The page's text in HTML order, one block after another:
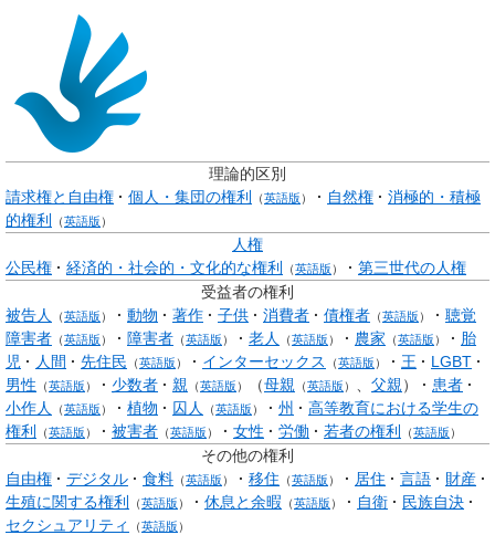
理論的区別
請求権と自由権
個人・集団の権利 （英語版 ） 自然権
消極的・積極
的権利 （英語版 ）
人権
公民権
経済的・社会的・文化的な権利 （英語版 ）
第三世代の人権
受益者の権利
被告人
（英語版 ） 動物 著作 子供 消費者 債権者 （英語版 ）
聴覚
障害者 （英語版 ） 障害者 （英語版 ） 老人 （英語版 ） 農家 （英語版 ）
胎
児
人間 先住民 （英語版 ） インターセックス （英語版 ） 王
LGBT
男性 （英語版 ） 少数者 親 （英語版 ） （母親 （英語版 ） 父親）
患者
小作人
（英語版 ） 植物 囚人 （英語版 ） 州
高等教育における学生の
権利 （英語版 ） 被害者 （英語版 ） 女性 労働 若者の権利 （英語版 ）
その他の権利
自由権
デジタル 食料 （英語版 ） 移住 （英語版 ） 居住 言語
財産
生殖に関する権利 （英語版 ） 休息と余暇 （英語版 ） 自衛
民族自決
セクシュアリティ
（英語版 ）